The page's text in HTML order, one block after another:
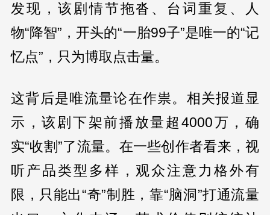
发现，该剧情节拖沓、台词重复、人
物“降智”，开头的“一胎99子”是唯一的“记
忆点”，只为博取点击量。
这背后是唯流量论在作祟。相关报道显
示，该剧下架前播放量超4000万，确
实“收割”了流量。在一些创作者看来，视
听产品类型多样，观众注意力格外有
限，只能出“奇”制胜，靠“脑洞”打通流量